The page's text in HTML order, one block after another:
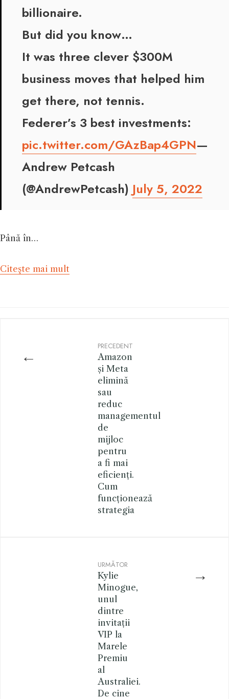
billionaire.
But did you know…
It was three clever $300M
business moves that helped him
get there, not tennis.
Federer’s 3 best investments:
pic.twitter.com/GAzBap4GPN—
Andrew Petcash
(@AndrewPetcash)July 5, 2022
Până în…
Citeşte mai mult
←
PRECEDENT
Amazon
și Meta
elimină
sau
reduc
managementul
de
mijloc
pentru
a fi mai
eficienți.
Cum
funcționează
strategia
→
URMĂTOR
Kylie
Minogue,
unul
dintre
invitații
VIP la
Marele
Premiu
al
Australiei.
De cine